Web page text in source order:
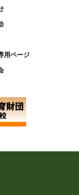
用ページ